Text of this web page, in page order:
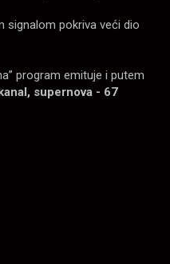
signalom pokriva veći dio
program emituje i putem
supernova - 67